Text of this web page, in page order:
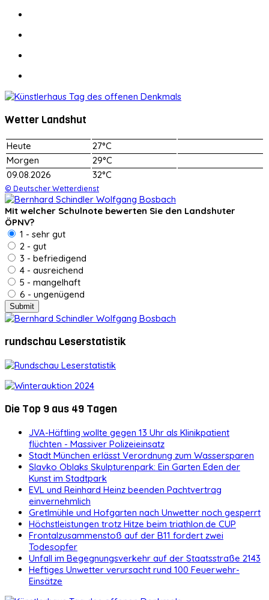
Wetter Landshut
Heute
27°C
Morgen
29°C
09.08.2026
32°C
© Deutscher Wetterdienst
Mit welcher Schulnote bewerten Sie den Landshuter
ÖPNV?
1 - sehr gut
2 - gut
3 - befriedigend
4 - ausreichend
5 - mangelhaft
6 - ungenügend
rundschau Leserstatistik
Die Top 9 aus 49 Tagen
JVA-Häftling wollte gegen 13 Uhr als Klinikpatient
flüchten - Massiver Polizeieinsatz
Stadt München erlässt Verordnung zum Wassersparen
Slavko Oblaks Skulpturenpark: Ein Garten Eden der
Kunst im Stadtpark
EVL und Reinhard Heinz beenden Pachtvertrag
einvernehmlich
Gretlmühle und Hofgarten nach Unwetter noch gesperrt
Höchstleistungen trotz Hitze beim triathlon.de CUP
Frontalzusammenstoß auf der B11 fordert zwei
Todesopfer
Unfall im Begegnungsverkehr auf der Staatsstraße 2143
Heftiges Unwetter verursacht rund 100 Feuerwehr-
Einsätze